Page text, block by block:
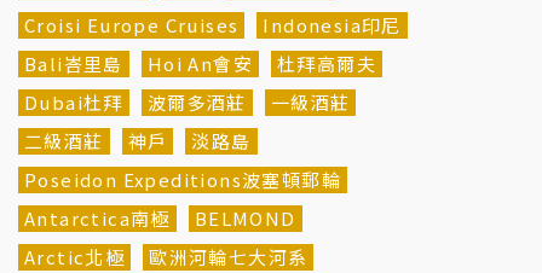
Croisi Europe Cruises
Indonesia印尼
Bali峇里島
Hoi An會安
杜拜高爾夫
Dubai杜拜
波爾多酒莊
一級酒莊
二級酒莊
神戶
淡路島
Poseidon Expeditions波塞頓郵輪
Antarctica南極
BELMOND
Arctic北極
歐洲河輪七大河系